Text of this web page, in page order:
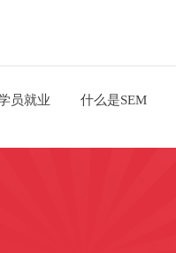
员就业 什么是SEM